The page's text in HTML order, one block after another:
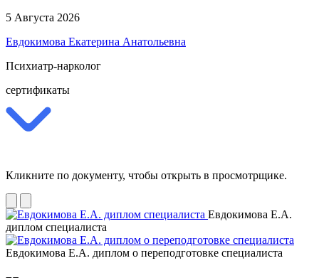
5 Августа 2026
Евдокимова Екатерина Анатольевна
Психиатр-нарколог
сертификаты
Кликните по документу, чтобы открыть в просмотрщике.
Евдокимова Е.А.
диплом специалиста
Евдокимова Е.А. диплом о переподготовке специалиста